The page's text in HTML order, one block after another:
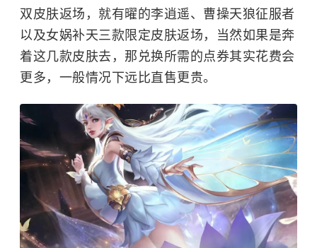
双皮肤返场，就有曜的李逍遥、曹操天狼征服者
以及女娲补天三款限定皮肤返场，当然如果是奔
着这几款皮肤去，那兑换所需的点券其实花费会
更多，一般情况下远比直售更贵。